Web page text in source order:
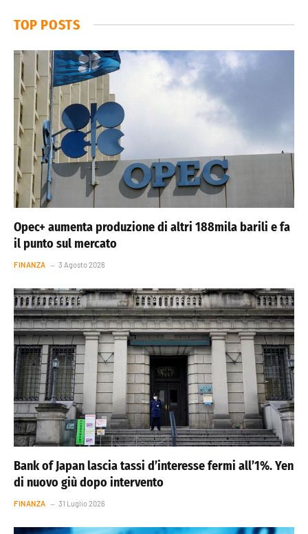
TOP POSTS
Opec+ aumenta produzione di altri 188mila barili e fa
il punto sul mercato
FINANZA 3 Agosto 2026
Bank of Japan lascia tassi d’interesse fermi all’1%. Yen
di nuovo giù dopo intervento
FINANZA 31 Luglio 2026